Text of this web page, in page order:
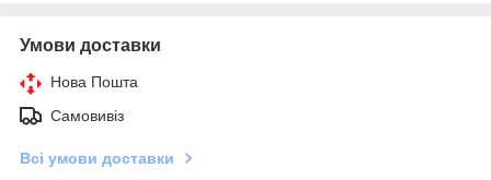
Умови доставки
Нова Пошта
Самовивіз
Всі умови доставки